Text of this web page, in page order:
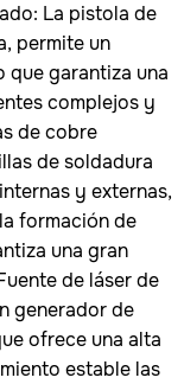
La pistola de
permite un
que garantiza una
complejos y
de cobre
de soldadura
y externas,
formación de
una gran
de láser de
generador de
ofrece una alta
estable las